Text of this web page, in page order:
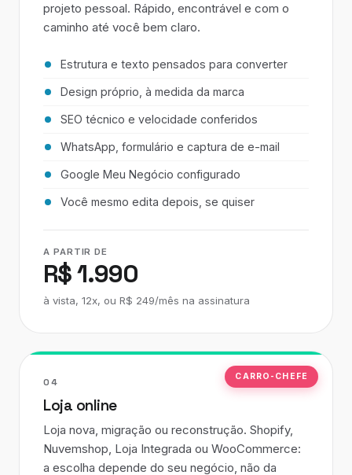
projeto pessoal. Rápido, encontrável e com o
caminho até você bem claro.
Estrutura e texto pensados para converter
Design próprio, à medida da marca
SEO técnico e velocidade conferidos
WhatsApp, formulário e captura de e-mail
Google Meu Negócio configurado
Você mesmo edita depois, se quiser
A PARTIR DE
R$ 1.990
à vista, 12x, ou R$ 249/mês na assinatura
CARRO-CHEFE
04
Loja online
Loja nova, migração ou reconstrução. Shopify,
Nuvemshop, Loja Integrada ou WooCommerce:
a escolha depende do seu negócio, não da